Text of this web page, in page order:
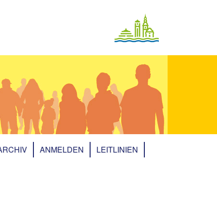
ANMELDEN LEITLINIEN